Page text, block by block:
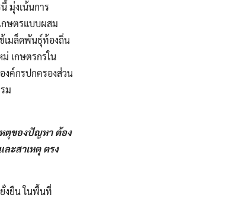
มุ่งเน้นการ
กษตรแบบผสม
เมล็ดพันธุ์ท้องถิ่น​
เกษตรกรใน
งค์กรปกครองส่วน
ม
หตุของปัญหา ต้อง
ะสาเหตุ ตรง
งยืน​ ในพื้นที่